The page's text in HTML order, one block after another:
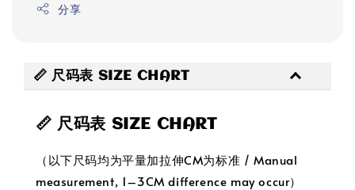
分享
📏 尺码表 SIZE CHART
📏 尺码表 SIZE CHART
（以下尺码均为平量加拉伸CM为标准 / Manual
measurement, 1–3CM difference may occur）